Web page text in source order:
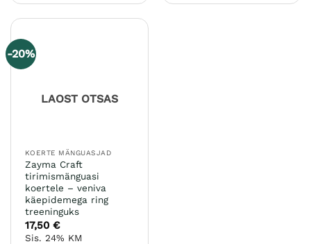
varianti.
Valikuid
saab
tootelehel.
-20%
LAOST OTSAS
KOERTE MÄNGUASJAD
Zayma Craft
tirimismänguasi
koertele – veniva
käepidemega ring
treeninguks
17,50 €
Sis. 24% KM